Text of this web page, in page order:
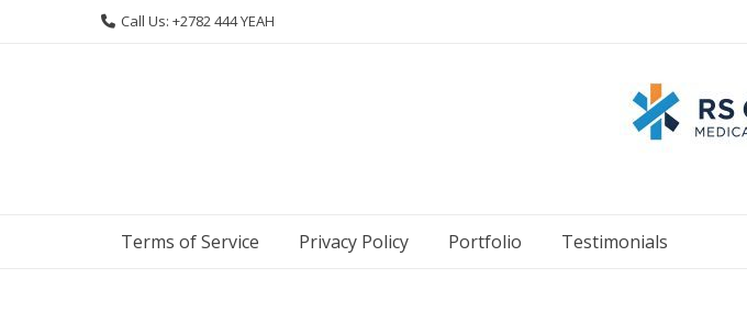
Call Us: +2782 444 YEAH
Terms of Service Privacy Policy Portfolio Testimonials